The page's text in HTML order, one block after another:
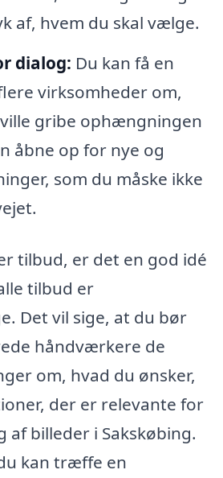
af, hvem du skal vælge.
dialog: Du kan få en
virksomheder om,
gribe ophængningen
åbne op for nye og
som du måske ikke
tilbud, er det en god idé
tilbud er
Det vil sige, at du bør
håndværkere de
om, hvad du ønsker,
der er relevante for
billeder i Sakskøbing.
kan træffe en